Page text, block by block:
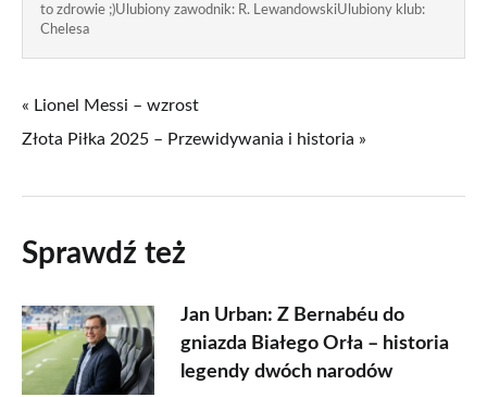
to zdrowie ;)Ulubiony zawodnik: R. LewandowskiUlubiony klub:
Chelesa
« Lionel Messi – wzrost
Złota Piłka 2025 – Przewidywania i historia »
Sprawdź też
Jan Urban: Z Bernabéu do
gniazda Białego Orła – historia
legendy dwóch narodów